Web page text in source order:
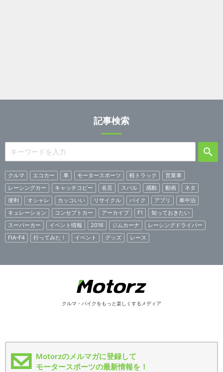
記事検索
クルマ エコカー 車 モータースポーツ 軽トラック
営業車
レーシングカー
キャッチコピー 名言 スバル 感動 動画
ネタ
便利
オシャレ カッコいい リサイクル バイク アプリ
車中泊
キュレーション
コンセプトカー アーカイブ F1
知っておきたい
スーパーカー
イベント情報 2016 ジムカーナ
レーシングドライバー
FIA-F4
行ってみた！ イベント グッズ レース
クルマ・バイクをもっと楽しくするメディア
Motorzのメルマガに登録して
モータースポーツの最新情報を！